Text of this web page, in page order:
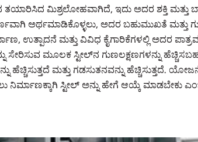
ತಯಾರಿಸಿದ ಮಿಶ್ರಲೋಹವಾಗಿದೆ, ಇದು ಅದರ ಶಕ್ತಿ ಮತ್ತು
ಅರ್ಥಮಾಡಿಕೊಳ್ಳಲು, ಅದರ ಬಹುಮುಖತೆ ಮತ್ತು
ಉತ್ಪಾದನೆ ಮತ್ತು ವಿವಿಧ ಕೈಗಾರಿಕೆಗಳಲ್ಲಿ ಅದರ
ಮೂಲಕ ಸ್ಟೀಲ್‌ನ ಗುಣಲಕ್ಷಣಗಳನ್ನು
ಹೆಚ್ಚಿಸುತ್ತದೆ ಮತ್ತು ಗಡಸುತನವನ್ನು ಹೆಚ್ಚಿಸುತ್ತದೆ.
ನಿರ್ಮಾಣಕ್ಕಾಗಿ ಸ್ಟೀಲ್ ಅನ್ನು ಹೇಗೆ ಆಯ್ಕೆ ಮಾಡಬೇಕು